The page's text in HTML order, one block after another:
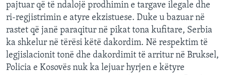
pajtuar që të ndalojë prodhimin e targave ilegale dhe
ri-regjistrimin e atyre ekzistuese. Duke u bazuar në
rastet që janë paraqitur në pikat tona kufitare, Serbia
ka shkelur në tërësi këtë dakordim. Në respektim të
legjislacionit tonë dhe dakordimit të arritur në Bruksel​,
Policia e Kosovës nuk ka lejuar hyrjen e këtyre